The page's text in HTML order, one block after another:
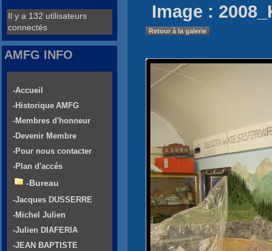
Image :
Retour à la galerie
Il y a 132 utilisateurs
connectés
AMFG INFO
-Accueil
-Historique AMFG
-Membres d'honneur
-Devenir Membre
-Pour nous contacter
-Plan d'accés
-Bureau
-Jacques DUSSERRE
-Michel Julien
-Julien DIAFERIA
-JEAN BAPTISTE